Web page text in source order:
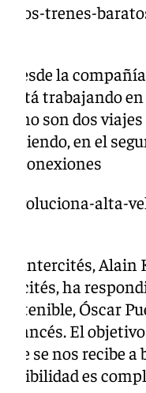
los-trenes-
desde la
está trabajando
son dos
en el
conexiones
revoluciona-alta-
Intercités,
ha
Óscar
francés. El
que se nos recibe
es